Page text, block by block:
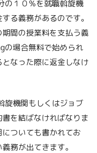
の１０％を就職斡旋機
る義務があるのです。
間の授業料を支払う義
の場合無料で始められ
なった際に返金しなけ
旋機関もしくはジョブ
を結ばなければなりま
ついても書かれてお
務が出てきます。